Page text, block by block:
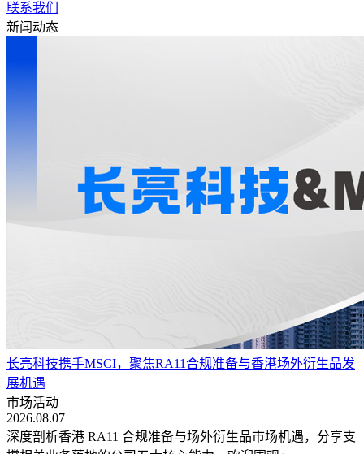
联系我们
新闻动态
长亮科技携手MSCI，聚焦RA11合规准备与香港场外衍生品发
展机遇
市场活动
2026.08.07
深度剖析香港 RA11 合规准备与场外衍生品市场机遇，分享支